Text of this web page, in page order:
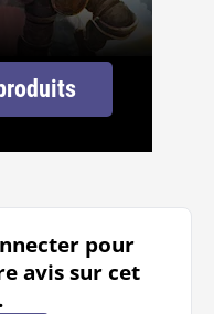
pour
avis sur cet